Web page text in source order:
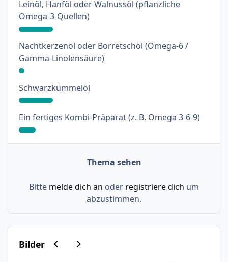
Leinöl, Hanföl oder Walnussöl (pflanzliche
Omega-3-Quellen): 18%
Nachtkerzenöl oder Borretschöl (Omega-6 /
Gamma-Linolensäure): 3%
Schwarzkümmelöl: 18%
Ein fertiges Kombi-Präparat (z. B. Omega 3-6-9): 9%
Thema sehen
Bitte melde dich an oder registriere dich um
abzustimmen.
BilderVorherige Karussell-Folie
Nächste Karussell-Folie